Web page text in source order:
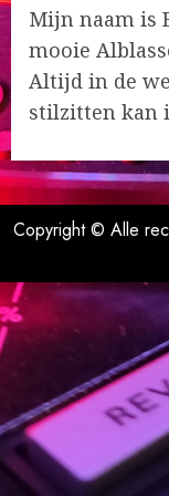
Mijn naam is
mooie
Altijd in de
stilzitten kan
Copyright © Alle